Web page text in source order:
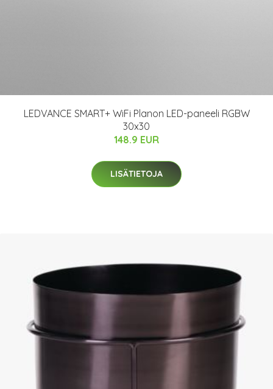
LEDVANCE SMART+ WiFi Planon LED-paneeli RGBW
30x30
148.9 EUR
LISÄTIETOJA